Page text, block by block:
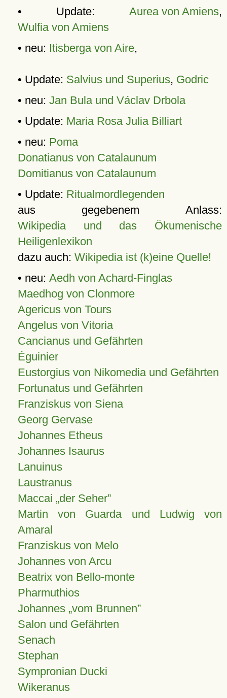
• Update: Aurea von Amiens,
Wulfia von Amiens
• neu: Itisberga von Aire,
• Update: Salvius und Superius, Godric
• neu: Jan Bula und Václav Drbola
• Update: Maria Rosa Julia Billiart
• neu: Poma
Donatianus von Catalaunum
Domitianus von Catalaunum
• Update: Ritualmordlegenden
aus gegebenem Anlass:
Wikipedia und das Ökumenische
Heiligenlexikon
dazu auch: Wikipedia ist (k)eine Quelle!
• neu: Aedh von Achard-Finglas
Maedhog von Clonmore
Agericus von Tours
Angelus von Vitoria
Cancianus und Gefährten
Éguinier
Eustorgius von Nikomedia und Gefährten
Fortunatus und Gefährten
Franziskus von Siena
Georg Gervase
Johannes Etheus
Johannes Isaurus
Lanuinus
Laustranus
Maccai „der Seher”
Martin von Guarda und Ludwig von
Amaral
Franziskus von Melo
Johannes von Arcu
Beatrix von Bello-monte
Pharmuthios
Johannes vom Brunnen
Salon und Gefährten
Senach
Stephan
Sympronian Ducki
Wikeranus